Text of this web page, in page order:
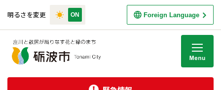
明るさを変更 Foreign Language